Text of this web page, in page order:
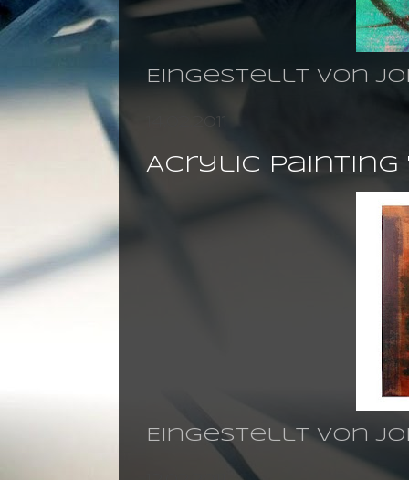
Eingestellt von
14.02.2011
Acrylic painting
Eingestellt von